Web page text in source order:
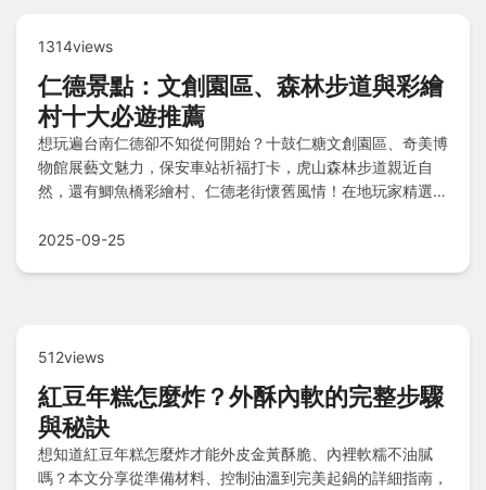
1314views
仁德景點：文創園區、森林步道與彩繪
村十大必遊推薦
想玩遍台南仁德卻不知從何開始？十鼓仁糖文創園區、奇美博
物館展藝文魅力，保安車站祈福打卡，虎山森林步道親近自
然，還有鯽魚橋彩繪村、仁德老街懷舊風情！在地玩家精選十
2025-09-25
512views
紅豆年糕怎麼炸？外酥內軟的完整步驟
與秘訣
想知道紅豆年糕怎麼炸才能外皮金黃酥脆、內裡軟糯不油膩
嗎？本文分享從準備材料、控制油溫到完美起鍋的詳細指南，